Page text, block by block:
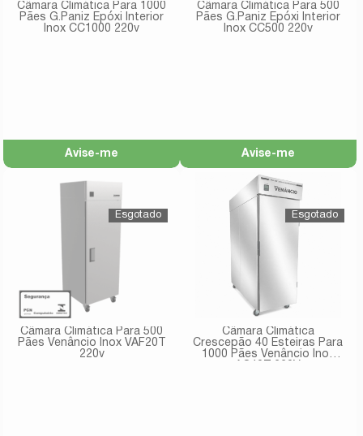
Câmara Climática Para 1000
Pães G.Paniz Epóxi Interior
Inox CC1000 220v
Avise-me
Câmara Climática Para 500
Pães G.Paniz Epóxi Interior
Inox CC500 220v
Avise-me
Câmara Climática Para 500
Pães Venâncio Inox VAF20T
220v
Câmara Climática
Crescepão 40 Esteiras Para
1000 Pães Venâncio Inox